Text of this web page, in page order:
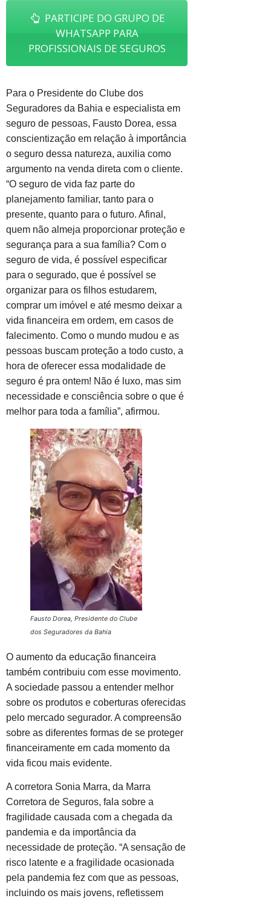
PARTICIPE DO GRUPO DE
WHATSAPP PARA
PROFISSIONAIS DE SEGUROS
Para o Presidente do Clube dos
Seguradores da Bahia e especialista em
seguro de pessoas, Fausto Dorea, essa
conscientização em relação à importância
o seguro dessa natureza, auxilia como
argumento na venda direta com o cliente.
“O seguro de vida faz parte do
planejamento familiar, tanto para o
presente, quanto para o futuro. Afinal,
quem não almeja proporcionar proteção e
segurança para a sua família? Com o
seguro de vida, é possível especificar
para o segurado, que é possível se
organizar para os filhos estudarem,
comprar um imóvel e até mesmo deixar a
vida financeira em ordem, em casos de
falecimento. Como o mundo mudou e as
pessoas buscam proteção a todo custo, a
hora de oferecer essa modalidade de
seguro é pra ontem! Não é luxo, mas sim
necessidade e consciência sobre o que é
melhor para toda a família”, afirmou.
Fausto Dorea, Presidente do Clube
dos Seguradores da Bahia
O aumento da educação financeira
também contribuiu com esse movimento.
A sociedade passou a entender melhor
sobre os produtos e coberturas oferecidas
pelo mercado segurador. A compreensão
sobre as diferentes formas de se proteger
financeiramente em cada momento da
vida ficou mais evidente.
A corretora Sonia Marra, da Marra
Corretora de Seguros, fala sobre a
fragilidade causada com a chegada da
pandemia e da importância da
necessidade de proteção. “A sensação de
risco latente e a fragilidade ocasionada
pela pandemia fez com que as pessoas,
incluindo os mais jovens, refletissem